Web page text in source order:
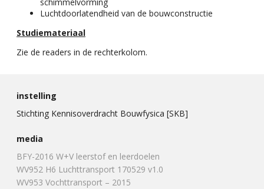
Luchtdoorlatendheid van de bouwconstructie
Studiemateriaal
Zie de readers in de rechterkolom.
instelling
Stichting Kennisoverdracht Bouwfysica [SKB]
media
BFY-2016 W+V leerstof en leerdoelen
WV952 H6 Luchttransport 170529 v1.0
WV953 Vochttransport – 2015